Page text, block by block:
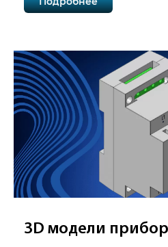
3D модели